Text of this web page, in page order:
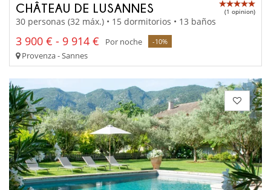
CHÂTEAU DE LUSANNES (1 opinion)
30 personas (32 máx.) • 15 dormitorios • 13 baños
3 900 € - 9 914 € Por noche -10%
Provenza - Sannes